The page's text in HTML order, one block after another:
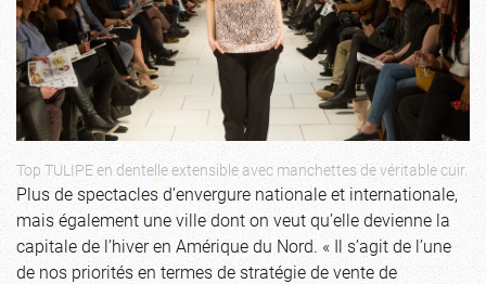
Top TULIPE en dentelle extensible avec manchettes de véritable cuir.
Plus de spectacles d’envergure nationale et internationale,
mais également une ville dont on veut qu’elle devienne la
capitale de l’hiver en Amérique du Nord. « Il s’agit de l’une
de nos priorités en termes de stratégie de vente de